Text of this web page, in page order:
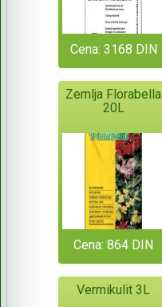
Cena: 3168 DIN
Zemlja Florabella
20L
Cena: 864 DIN
Vermikulit 3L